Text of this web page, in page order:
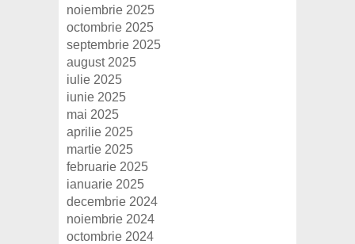
noiembrie 2025
octombrie 2025
septembrie 2025
august 2025
iulie 2025
iunie 2025
mai 2025
aprilie 2025
martie 2025
februarie 2025
ianuarie 2025
decembrie 2024
noiembrie 2024
octombrie 2024